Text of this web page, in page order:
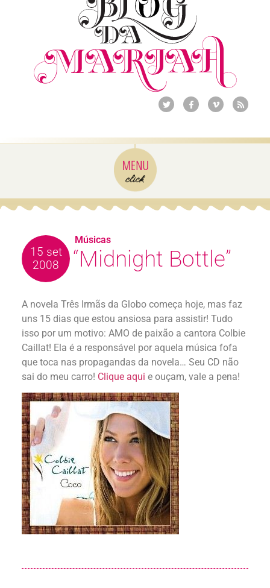
15 set
2008
“Midnight Bottle”
A novela Três Irmãs da Globo começa hoje, mas faz
uns 15 dias que estou ansiosa para assistir! Tudo
isso por um motivo: AMO de paixão a cantora Colbie
Caillat! Ela é a responsável por aquela música fofa
que toca nas propagandas da novela… Seu CD não
sai do meu carro! Clique aqui e ouçam, vale a pena!
Músicas